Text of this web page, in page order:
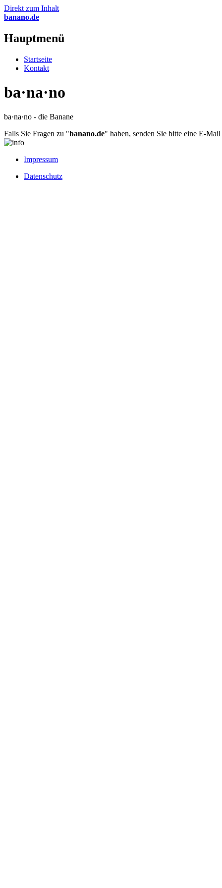
Direkt zum Inhalt
banano.de
Hauptmenü
Startseite
Kontakt
ba·na·no
ba·na·no - die Banane
Falls Sie Fragen zu "banano.de" haben, senden Sie bitte eine E-
Impressum
Datenschutz